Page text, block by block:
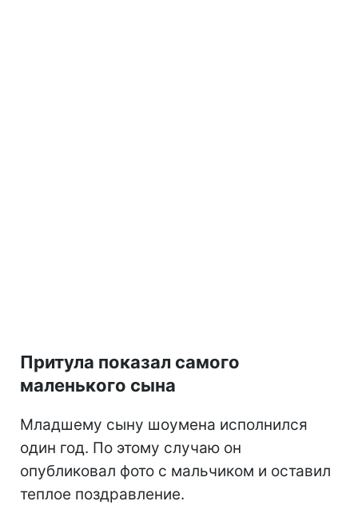
Притула показал самого
маленького сына
Младшему сыну шоумена исполнился
один год. По этому случаю он
опубликовал фото с мальчиком и оставил
теплое поздравление.